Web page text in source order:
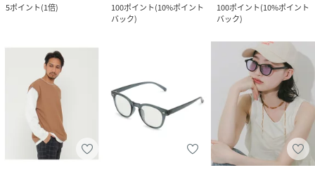
5ポイント(1倍)
100ポイント(10%ポイント
バック)
100ポイント(10%ポイント
バック)